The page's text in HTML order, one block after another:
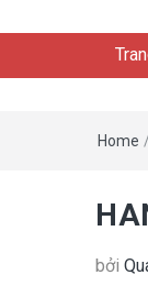
Home /
bởi